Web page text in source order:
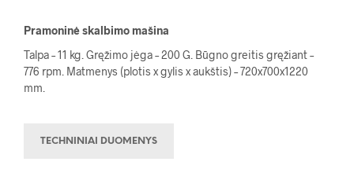
Pramoninė skalbimo mašina
Talpa – 11 kg. Gręžimo jėga – 200 G. Būgno greitis gręžiant –
776 rpm. Matmenys (plotis x gylis x aukštis) – 720x700x1220
mm.
TECHNINIAI DUOMENYS